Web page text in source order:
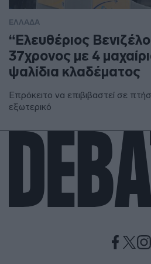
ΕΛΛΑΔΑ
“Ελευθέριος
37χρονος με 4
ψαλίδια κλαδέματος
Επρόκειτο να επιβιβαστεί σε
εξωτερικό